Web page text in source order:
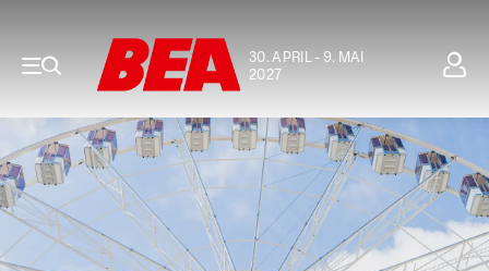
30. APRIL - 9. MAI
2027